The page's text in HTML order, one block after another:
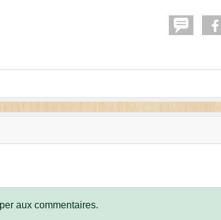
aux commentaires.